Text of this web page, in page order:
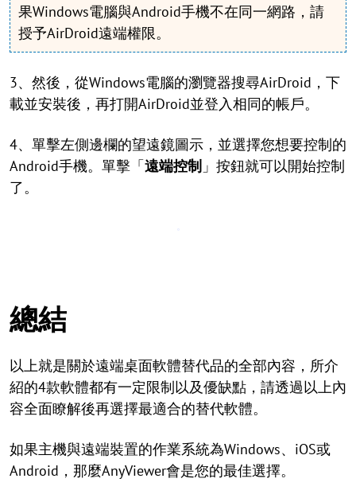
果Windows電腦與Android手機不在同一網路，請
授予AirDroid遠端權限。
3、然後，從Windows電腦的瀏覽器搜尋AirDroid，下
載並安裝後，再打開AirDroid並登入相同的帳戶。
4、單擊左側邊欄的望遠鏡圖示，並選擇您想要控制的
Android手機。單擊「遠端控制 」按鈕就可以開始控制
了。
總結
以上就是關於遠端桌面軟體替代品的全部內容，所介
紹的4款軟體都有一定限制以及優缺點，請透過以上內
容全面瞭解後再選擇最適合的替代軟體。
如果主機與遠端裝置的作業系統為Windows、iOS或
Android，那麼AnyViewer會是您的最佳選擇。